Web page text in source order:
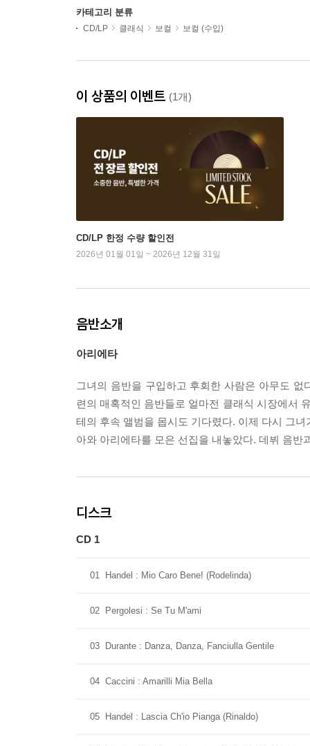
카테고리 분류
CD/LP 클래식 보컬 보컬 (수입)
이 상품의 이벤트 (1개)
CD/LP 한정 수량 할인전
2026년 01월 01일 ~ 2026년 12월 31일
음반소개
아리에타
그녀의 음반을 구입하고 후회한 사람은 아무도
련의 매혹적인 음반들로 얼마전 클래식 시장에서
테의 후속 앨범을 몹시도 기다렸다. 이제 다시 그
아와 아리에타를 모은 선집을 내놓았다. 데뷔 음
디스크
CD 1
01 Handel : Mio Caro Bene! (Rodelinda)
02 Pergolesi : Se Tu M'ami
03 Durante : Danza, Danza, Fanciulla Gentile
04 Caccini : Amarilli Mia Bella
05 Handel : Lascia Ch'io Pianga (Rinaldo)